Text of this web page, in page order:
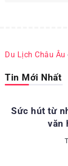
Du Lịch Châu Âu
Tin Mới Nhất
Sức hút từ
văn